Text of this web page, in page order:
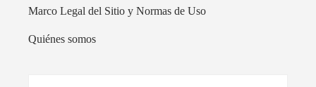
Marco Legal del Sitio y Normas de Uso
Quiénes somos